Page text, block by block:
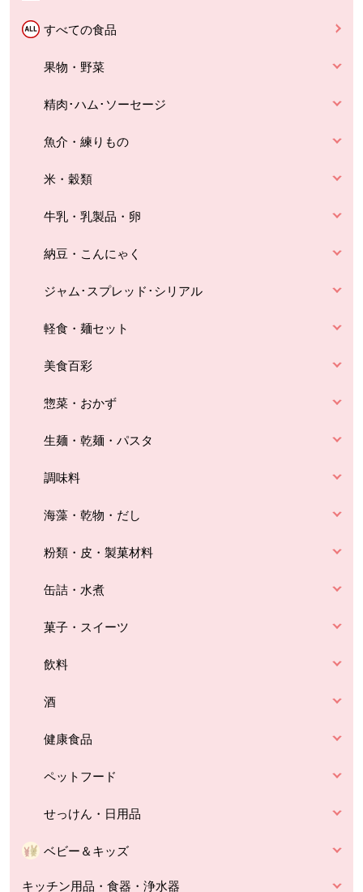
すべての食品
果物・野菜
精肉･ハム･ソーセージ
魚介・練りもの
米・穀類
牛乳・乳製品・卵
納豆・こんにゃく
ジャム･スプレッド･シリアル
軽食・麺セット
美食百彩
惣菜・おかず
生麺・乾麺・パスタ
調味料
海藻・乾物・だし
粉類・皮・製菓材料
缶詰・水煮
菓子・スイーツ
飲料
酒
健康食品
ペットフード
せっけん・日用品
ベビー＆キッズ
キッチン用品・食器・浄水器